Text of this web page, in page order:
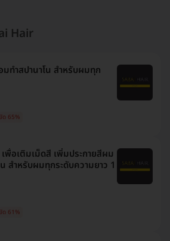
Hair
ทำสปานาโน สำหรับผมทุก
ด 65%
พื่อเติมเม็ดสี เพิ่มประกายสีผม
สำหรับผมทุกระดับความยาว 1
ด 61%